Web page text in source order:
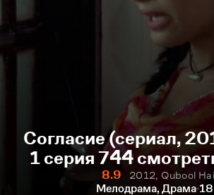
Согласие (сериал,
1 серия 744
8.9
2012, Qubool Hai
Мелодрама, Драма